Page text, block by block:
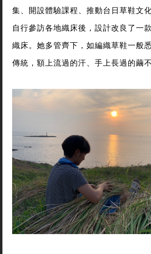
集、開設體驗課程、推動台日草鞋文
自行參訪各地織床後，設計改良了一
織床。她多管齊下，如編織草鞋一般
傳統，額上流過的汗、手上長過的繭不